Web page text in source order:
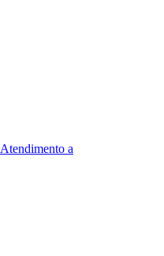
Atendimento a